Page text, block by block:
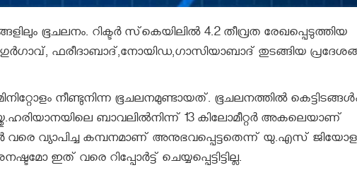
ഭൂചലനം. റിക്ടര്‍ സ്‌കെയിലില്‍ 4.2 തീവ്രത രേഖപ്പെടുത്തിയ
ഫരീദാബാദ്,നോയിഡ,ഗാസിയാബാദ് തുടങ്ങിയ
നീണ്ടുനിന്ന ഭൂചലനമുണ്ടായത്. ഭൂചലനത്തില്‍
ബാവലില്‍നിന്ന് 13 കിലോമീറ്റര്‍ അകലെയാണ്
വരെ വ്യാപിച്ച കമ്പനമാണ്​ അനുഭവപ്പെട്ടതെന്ന്​ യു.എസ്​
ഇത് വരെ റിപ്പോർട്ട് ചെയ്യപ്പെട്ടിട്ടില്ല.